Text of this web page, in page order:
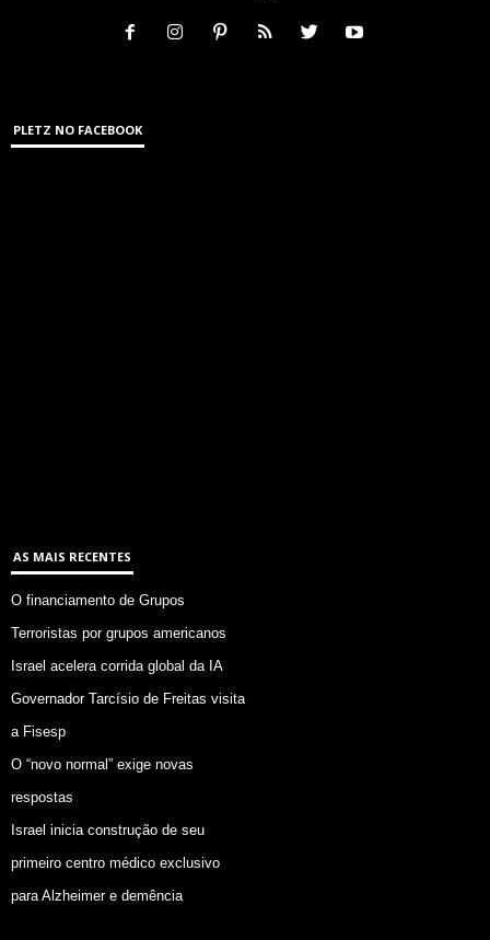
PLETZ NO FACEBOOK
AS MAIS RECENTES
O financiamento de Grupos
Terroristas por grupos americanos
Israel acelera corrida global da IA
Governador Tarcísio de Freitas visita
a Fisesp
O “novo normal” exige novas
respostas
Israel inicia construção de seu
primeiro centro médico exclusivo
para Alzheimer e demência